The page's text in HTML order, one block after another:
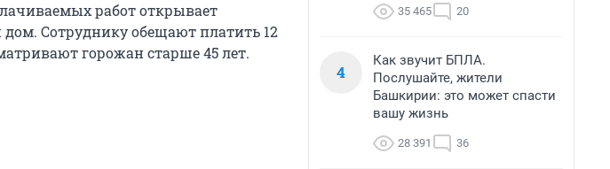
работ открывает
Сотруднику обещают платить 12
горожан старше 45 лет.
35 465 20
4
Как звучит БПЛА.
Послушайте, жители
Башкирии: это может спасти
вашу жизнь
28 391 36